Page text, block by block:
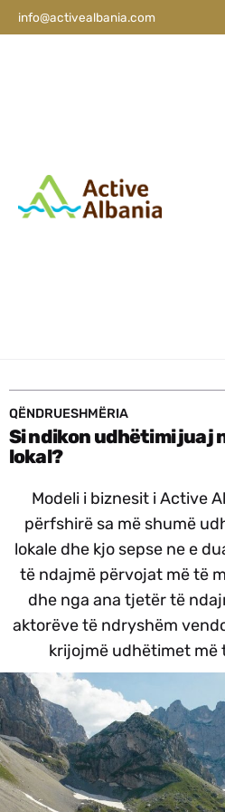
info@activealbania.com
QËNDRUESHMËRIA
Si ndikon udhëtimi juaj
lokal?
Modeli i biznesit i Active
përfshirë sa më shumë
lokale dhe kjo sepse ne e
të ndajmë përvojat më të
dhe nga ana tjetër të
aktorëve të ndryshëm
krijojmë udhëtimet më